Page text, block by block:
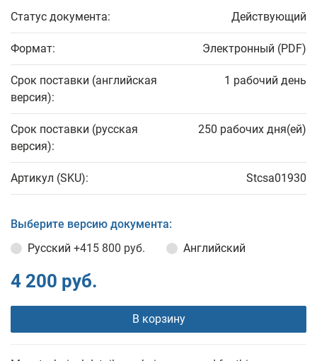
Статус документа: Действующий
Формат: Электронный (PDF)
Срок поставки (английская
версия):
1 рабочий день
Срок поставки (русская
версия):
250 рабочих дня(ей)
Артикул (SKU): Stcsa01930
Выберите версию документа:
Русский +415 800 руб. Английский
4 200 руб.
В корзину